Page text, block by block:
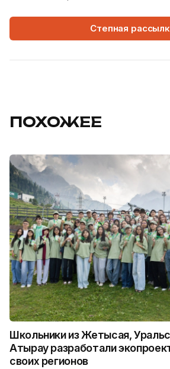
Степная
ПОХОЖЕЕ
Школьники из Жетысая,
Атырау разработали
своих регионов